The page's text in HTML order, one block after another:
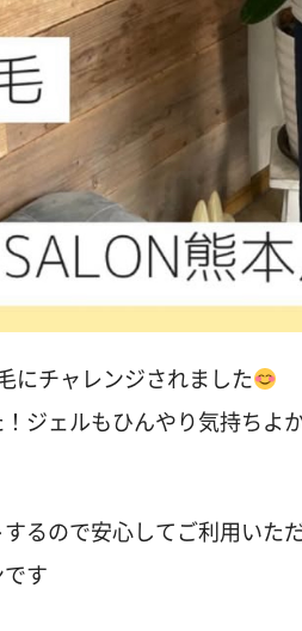
にチャレンジされました
ジェルもひんやり気持ち
るので安心してご利用いただ
す